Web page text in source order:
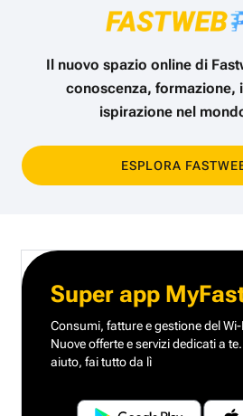
Il nuovo spazio online di
conoscenza, formazione,
ispirazione nel
ESPLORA
Super app
Consumi, fatture e gestione del
Nuove offerte e servizi dedicati a te.
aiuto, fai tutto da lì